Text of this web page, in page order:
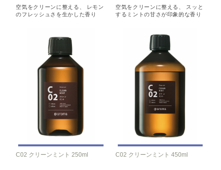
空気をクリーンに整える、 レモン
のフレッシュさを生かした香り
空気をクリーンに整える、 スッと
するミントの甘さが印象的な香り
C02 クリーンミント 250ml C02 クリーンミント 450ml